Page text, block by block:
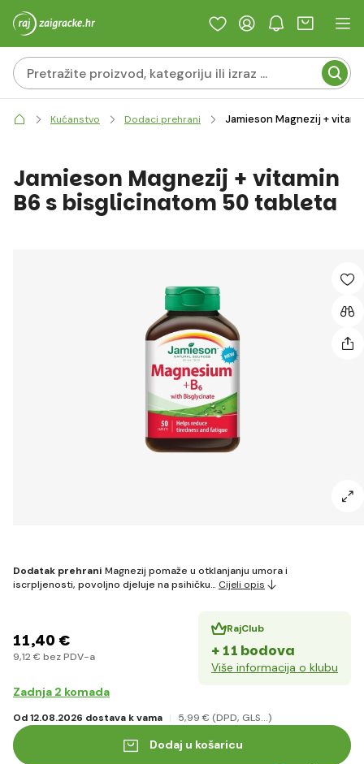
Kućanstvo Dodaci prehrani Jamieson Magnezij +
Jamieson Magnezij + vitamin
B6 s bisglicinatom 50 tableta
Dodatak prehrani Magnezij pomaže u otklanjanju umora i
iscrpljenosti, povoljno djeluje na psihičku… Cijeli opis
11,40 €
9,12 € bez PDV-a
RajClub
+ 11 bodova
Više informacija o klubu
Zadnja 2 komada
Od 12.08.2026 dostava k vama 5,99 € (DPD, GLS...)
Dodaj u košaricu